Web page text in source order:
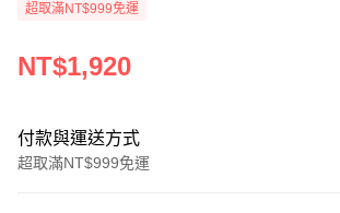
超取滿NT$999免運
NT$1,920
付款與運送方式
超取滿NT$999免運